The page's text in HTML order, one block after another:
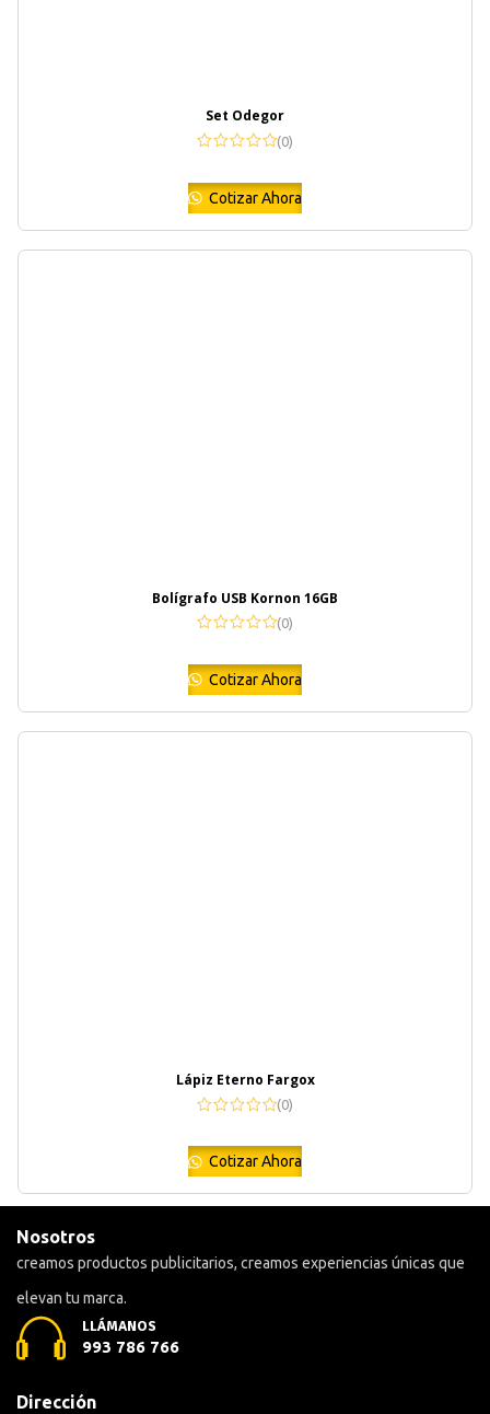
Set Odegor
(0)
Cotizar Ahora
Bolígrafo USB Kornon 16GB
(0)
Cotizar Ahora
Lápiz Eterno Fargox
(0)
Cotizar Ahora
Nosotros
creamos productos publicitarios, creamos experiencias únicas que
elevan tu marca.
LLÁMANOS
993 786 766
Dirección